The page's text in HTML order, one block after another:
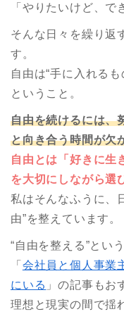
「やりたいけど、で
そんな日々を繰り返
す。
自由は“手に入れる
ということ。
自由を続けるには、
と向き合う時間が欠
自由とは「好きに生
を大切にしながら選
私はそんなふうに、
由”を整えています。
“自由を整える”とい
「 会社員と個人事業
にいる 」の記事もお
理想と現実の間で揺